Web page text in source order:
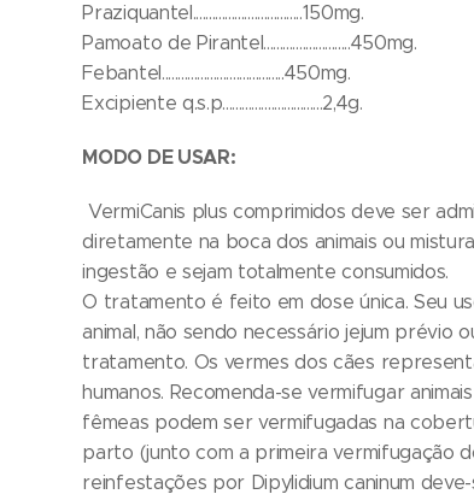
Praziquantel..................................150mg.
Pamoato de Pirantel...........................450mg.
Febantel......................................450mg.
Excipiente q.s.p...............................2,4g.
MODO DE USAR:
VermiCanis plus comprimidos deve ser
diretamente na boca dos animais ou
ingestão e sejam totalmente consumidos.
O tratamento é feito em dose única. Seu
animal, não sendo necessário jejum prévio
tratamento. Os vermes dos cães
humanos. Recomenda-se vermifugar
fêmeas podem ser vermifugadas na
parto (junto com a primeira vermifugação
reinfestações por Dipylidium caninum